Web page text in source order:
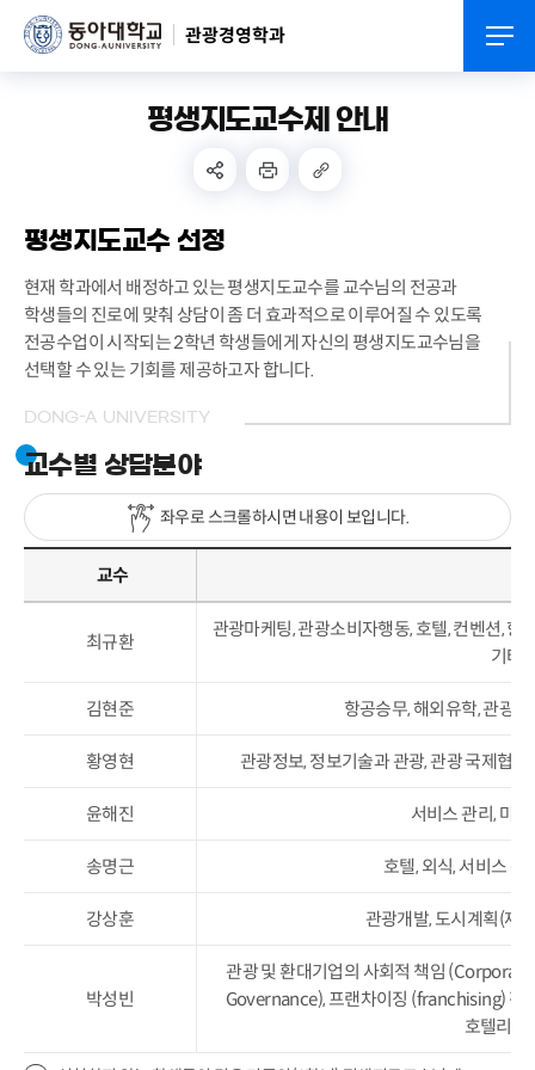
관광경영학과
평생지도교수제 안내
평생지도교수 선정
현재 학과에서 배정하고 있는 평생지도교수를 교수님의 전공과
학생들의 진로에 맞춰 상담이 좀 더 효과적으로 이루어질 수 있도록
전공수업이 시작되는 2학년 학생들에게 자신의 평생지도교수님을
선택할 수 있는 기회를 제공하고자 합니다.
DONG-A UNIVERSITY
교수별 상담분야
좌우로 스크롤하시면 내용이 보입니다.
교수
최규환
관광마케팅, 관광소비자행동, 호텔, 컨벤션, 항
기타
김현준 항공승무, 해외유학, 관광
황영현 관광정보, 정보기술과 관광, 관광 국제협
윤해진 서비스 관리, 마
송명근 호텔, 외식, 서비스 운
강상훈 관광개발, 도시계획(재
박성빈
관광 및 환대기업의 사회적 책임
Governance), 프랜차이징 (franchising) 전
호텔리어